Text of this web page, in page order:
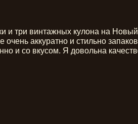
и три винтажных кулона на
аккуратно и стильно
и со вкусом. Я довольна